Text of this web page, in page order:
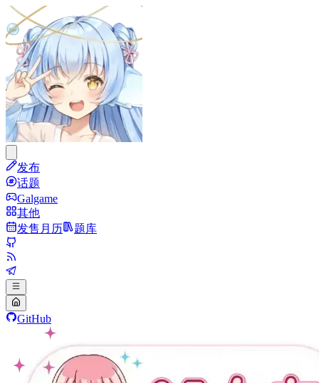
发布
话题
Galgame
其他
发售月历
题库
GitHub